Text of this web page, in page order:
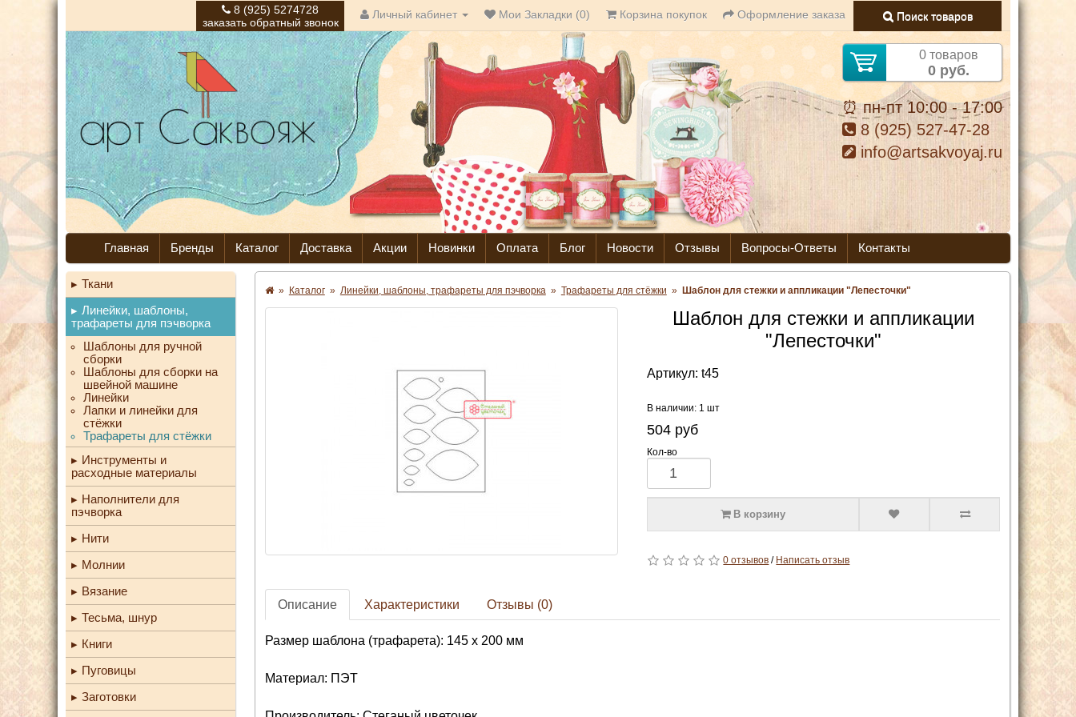
8 (925) 5274728
заказать обратный звонок
Личный кабинет Мои Закладки (0) Корзина покупок Оформление заказа Поиск товаров
0 товаров
0 руб.
⏰ пн-пт 10:00 - 17:00
8 (925) 527-47-28
info@artsakvoyaj.ru
Главная Бренды Каталог Доставка Акции Новинки Оплата Блог Новости Отзывы Вопросы-Ответы Контакты
Ткани
Линейки, шаблоны,
трафареты для пэчворка
Шаблоны для ручной
сборки
Шаблоны для сборки на
швейной машине
Линейки
Лапки и линейки для
стёжки
Трафареты для стёжки
Инструменты и
расходные материалы
Наполнители для
пэчворка
Нити
Молнии
Вязание
Тесьма, шнур
Книги
Пуговицы
Заготовки
» Каталог » Линейки, шаблоны, трафареты для пэчворка » Трафареты для стёжки » Шаблон для стежки и аппликации "Лепесточки"
Шаблон для стежки и аппликации
"Лепесточки"
Артикул:t45
В наличии: 1 шт
504 руб
Кол-во
В корзину
0 отзывов / Написать отзыв
Описание Характеристики Отзывы (0)
Размер шаблона (трафарета): 145 х 200 мм
Материал: ПЭТ